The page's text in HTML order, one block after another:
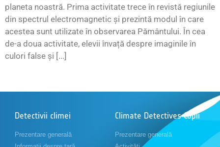
planeta noastră. Prima activitate trece în revistă regiunile
din spectrul electromagnetic și prezintă modul în care
acestea sunt utilizate în observarea Pământului. În cea
de-a doua activitate, elevii învață despre imaginile în
culori false și [...]
Detectivii climei
Prezentare generală
Climate Detectives Copii
Prezentare generală